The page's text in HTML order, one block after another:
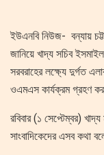
ইউএনবি নিউজ- বন্যায়
জানিয়ে খাদ্য সচিব
সরবরাহের লক্ষ্যে দুর্গত
ওএমএস কার্যক্রম গ্রহণ
রবিবার (১ সেপ্টেম্বর)
সাংবাদিকেদের এসব কথা